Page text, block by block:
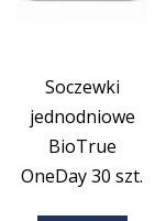
Soczewki
jednodniowe
BioTrue
OneDay 30 szt.